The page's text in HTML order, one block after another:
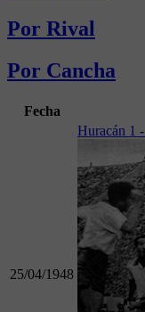
Por Rival
Por Cancha
Fecha
25/04/1948
Huracán 1